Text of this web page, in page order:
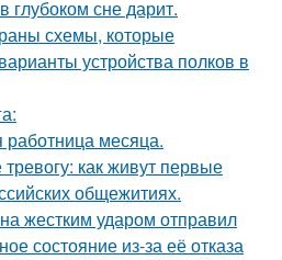
глубоком сне дарит.
схемы, которые
устройства полков в
месяца.
как живут первые
общежитиях.
жестким ударом отправил
состояние из-за её отказа